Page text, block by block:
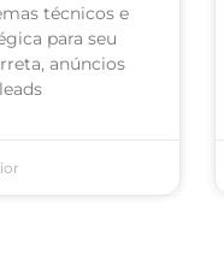
técnicos e
para seu
anúncios